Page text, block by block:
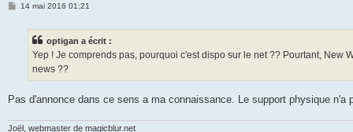
M14 mai 2016 01:21
optigan a écrit :
Yep ! Je comprends pas, pourquoi c'est dispo sur le net ?? Pourtant,
news ??
Pas d'annonce dans ce sens a ma connaissance. Le support physique
Joël, webmaster de magicblur.net